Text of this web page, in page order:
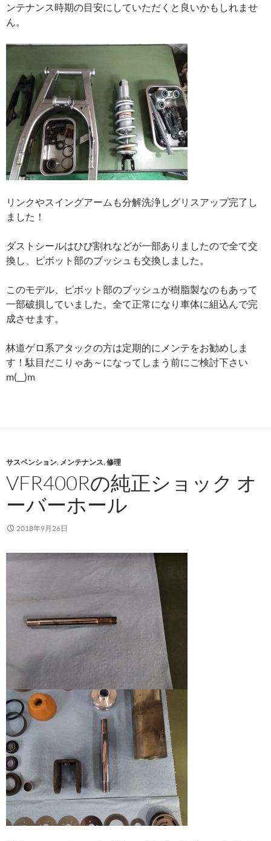
ンテナンス時期の目安にしていただくと良いかもしれませ
ん。
リンクやスイングアームも分解洗浄しグリスアップ完了し
ました！
ダストシールはひび割れなどが一部ありましたので全て交
換し、ピボット部のブッシュも交換しました。
このモデル、ピボット部のブッシュが樹脂製なのもあって
一部破損していました。全て正常になり車体に組込んで完
成させます。
林道ゲロ系アタックの方は定期的にメンテをお勧めしま
す！駄目だこりゃあ～になってしまう前にご検討下さい
m(__)m
サスペンション, メンテナンス,修理
VFR400Rの純正ショック オ
ーバーホール
2018年9月26日